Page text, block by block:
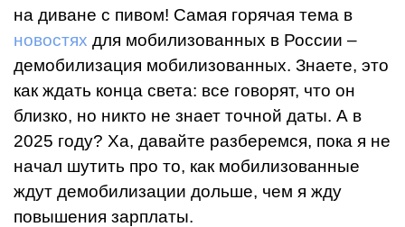
на диване с пивом! Самая горячая тема в
новостях для мобилизованных в России –
демобилизация мобилизованных. Знаете, это
как ждать конца света: все говорят, что он
близко, но никто не знает точной даты. А в
2025 году? Ха, давайте разберемся, пока я не
начал шутить про то, как мобилизованные
ждут демобилизации дольше, чем я жду
повышения зарплаты.